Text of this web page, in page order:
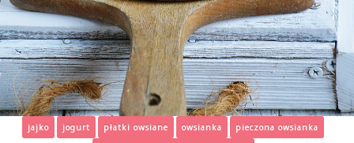
jajko jogurt płatki owsiane owsianka
pieczona owsianka